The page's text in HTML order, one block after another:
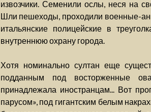
извозчики. Семенили ослы, неся на
Шли пешеходы, проходили военные-
итальянские полицейские в
внутреннюю охрану города.
Хотя номинально султан еще
подданным под восторженные
принадлежала иностранцам... Вот
парусом», под гигантским белым